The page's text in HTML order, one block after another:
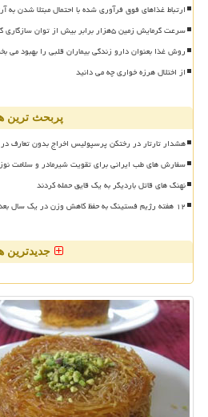
ارتباط غذاهای فوق فرآوری شده با احتمال مبتلا شدن به
سرعت گرمایش زمین ۵هزار برابر بیش از توان سازگاری گیاه برنج است
روش غذا بعنوان دارو زندگی بیماران قلبی را بهبود می
از اختلال هرزه خواری چه می دانید
پربحث ترین
هشدار تارتار در رختکن پرسپولیس اخراج بدون تعارف در
سفارش های طب ایرانی برای تقویت شیرمادر و سلامت
نهنگ های قاتل باردیگر به یک قایق حمله کردند
۱۲ هفته رژیم فستینگ به حفظ کاهش وزن در یک سال بعد کمک نماید
جدیدترین